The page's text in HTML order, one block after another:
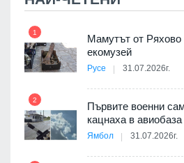
1
Мамутът от Ряхово
екомузей
Русе 31.07.2026г.
2
Първите военни
кацнаха в
Ямбол 31.07.2026г.